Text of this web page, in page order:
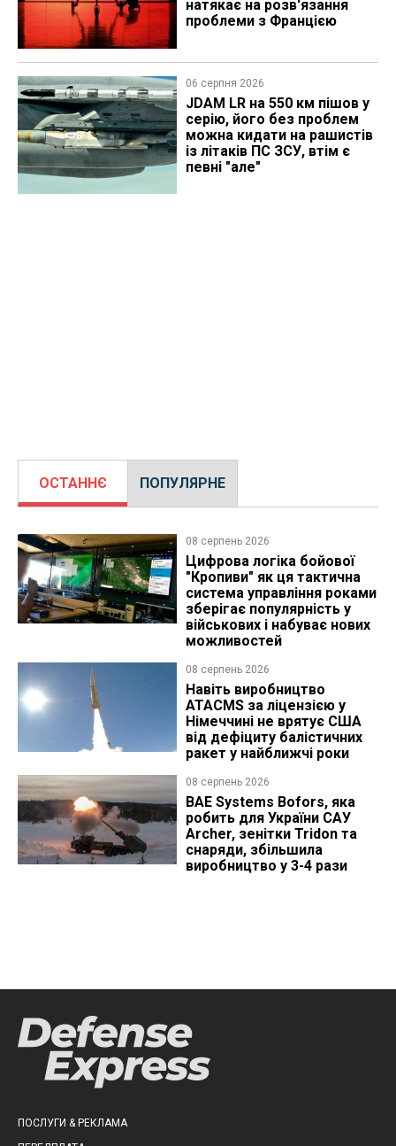
натякає на розв'язання
проблеми з Францією
06 серпня 2026
JDAM LR на 550 км пішов у
серію, його без проблем
можна кидати на рашистів
із літаків ПС ЗСУ, втім є
певні "але"
ОСТАННЄ ПОПУЛЯРНЕ
08 серпень 2026
Цифрова логіка бойової
"Кропиви" як ця тактична
система управління роками
зберігає популярність у
військових і набуває нових
можливостей
08 серпень 2026
Навіть виробництво
ATACMS за ліцензією у
Німеччині не врятує США
від дефіциту балістичних
ракет у найближчі роки
08 серпень 2026
BAE Systems Bofors, яка
робить для України САУ
Archer, зенітки Tridon та
снаряди, збільшила
виробництво у 3-4 рази
ПОСЛУГИ & РЕКЛАМА